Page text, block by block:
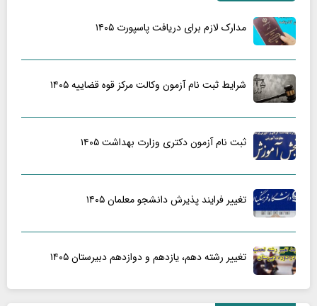
مدارک لازم برای دریافت پاسپورت ۱۴۰۵
شرایط ثبت نام آزمون وکالت مرکز قوه قضاییه ۱۴۰۵
ثبت نام آزمون دکتری وزارت بهداشت ۱۴۰۵
تغییر فرایند پذیرش دانشجو معلمان ۱۴۰۵
تغییر رشته دهم، یازدهم و دوازدهم دبیرستان ۱۴۰۵